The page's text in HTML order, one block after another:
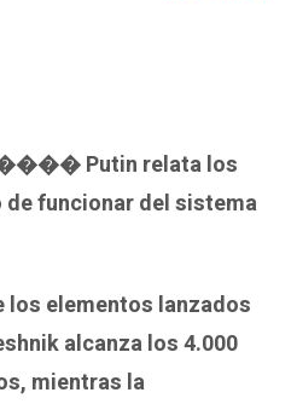
Putin relata los
funcionar del sistema
los elementos lanzados
alcanza los 4.000
mientras la